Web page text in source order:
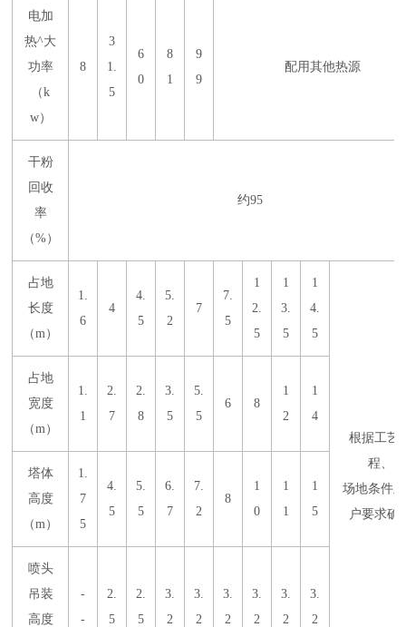
电加
热^大
功率
（k
w）
8
3
1.
5
6
0
8
1
9
9
配用其他热源
干粉
回收
率
（%）
约95
占地
长度
（m）
1.
6
4
4.
5
5.
2
7
7.
5
1
2.
5
1
3.
5
1
4.
5
根据工艺
程、
场地条件
户要求确
占地
宽度
（m）
1.
1
2.
7
2.
8
3.
5
5.
5
6 8
1
2
1
4
塔体
高度
（m）
1.
7
5
4.
5
5.
5
6.
7
7.
2
8
1
0
1
1
1
5
喷头
吊装
高度
-
-
2.
5
2.
5
3.
2
3.
2
3.
2
3.
2
3.
2
3.
2